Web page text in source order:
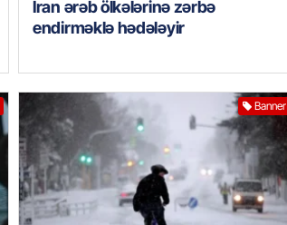
İran ərəb ölkələrinə zərbə
endirməklə hədələyir
Banner